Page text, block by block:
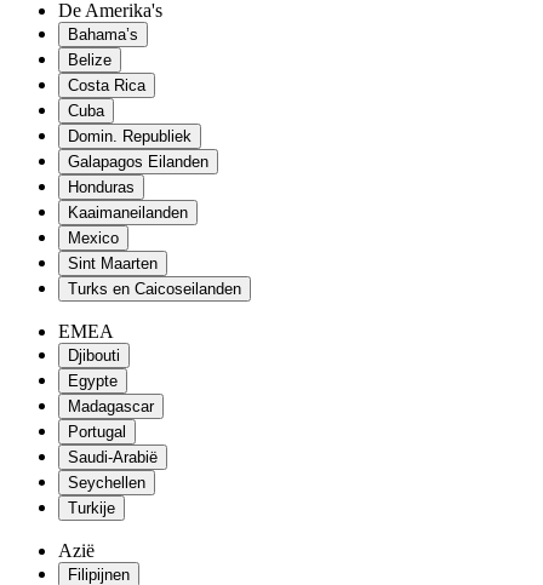
De Amerika's
Bahama’s
Belize
Costa Rica
Cuba
Domin. Republiek
Galapagos Eilanden
Honduras
Kaaimaneilanden
Mexico
Sint Maarten
Turks en Caicoseilanden
EMEA
Djibouti
Egypte
Madagascar
Portugal
Saudi-Arabië
Seychellen
Turkije
Azië
Filipijnen